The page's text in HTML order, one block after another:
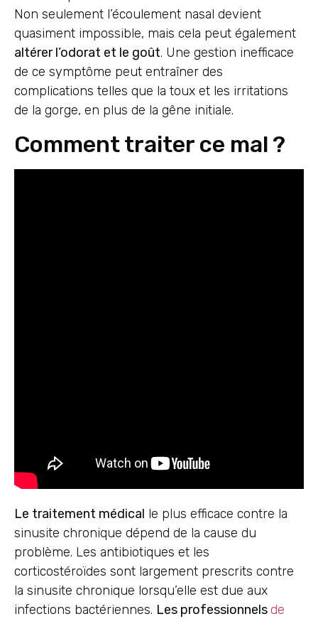
Non seulement l’écoulement nasal devient
quasiment impossible, mais cela peut également
altérer l’odorat et le goût. Une gestion inefficace
de ce symptôme peut entraîner des
complications telles que la toux et les irritations
de la gorge, en plus de la gêne initiale.
Comment traiter ce mal ?
Le traitement médical le plus efficace contre la
sinusite chronique dépend de la cause du
problème. Les antibiotiques et les
corticostéroïdes sont largement prescrits contre
la sinusite chronique lorsqu’elle est due aux
infections bactériennes. Les professionnelsde